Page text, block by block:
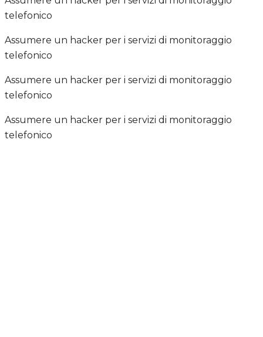
telefonico
Assumere un hacker per i servizi di monitoraggio
telefonico
Assumere un hacker per i servizi di monitoraggio
telefonico
Assumere un hacker per i servizi di monitoraggio
telefonico